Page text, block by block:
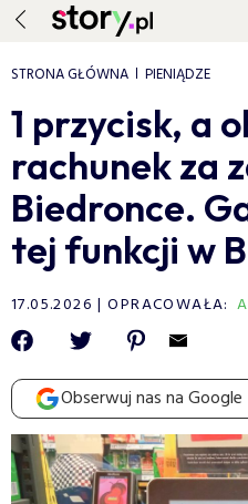
STRONA GŁÓWNA PIENIĄDZE
1 przycisk, a
rachunek za
Biedronce.
tej funkcji w
17.05.2026 OPRACOWAŁA:
Obserwuj nas na Google